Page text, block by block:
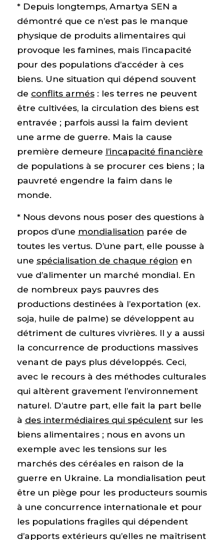
* Depuis longtemps, Amartya SEN a
démontré que ce n’est pas le manque
physique de produits alimentaires qui
provoque les famines, mais l’incapacité
pour des populations d’accéder à ces
biens. Une situation qui dépend souvent
de conflits armés: les terres ne peuvent
être cultivées, la circulation des biens est
entravée ; parfois aussi la faim devient
une arme de guerre. Mais la cause
première demeure l’incapacité financière
de populations à se procurer ces biens ; la
pauvreté engendre la faim dans le
monde.
* Nous devons nous poser des questions à
propos d’une mondialisation parée de
toutes les vertus. D’une part, elle pousse à
une spécialisation de chaque région en
vue d’alimenter un marché mondial. En
de nombreux pays pauvres des
productions destinées à l’exportation (ex.
soja, huile de palme) se développent au
détriment de cultures vivrières. Il y a aussi
la concurrence de productions massives
venant de pays plus développés. Ceci,
avec le recours à des méthodes culturales
qui altèrent gravement l’environnement
naturel. D’autre part, elle fait la part belle
à des intermédiaires qui spéculentsur les
biens alimentaires ; nous en avons un
exemple avec les tensions sur les
marchés des céréales en raison de la
guerre en Ukraine. La mondialisation peut
être un piège pour les producteurs soumis
à une concurrence internationale et pour
les populations fragiles qui dépendent
d’apports extérieurs qu’elles ne maîtrisent